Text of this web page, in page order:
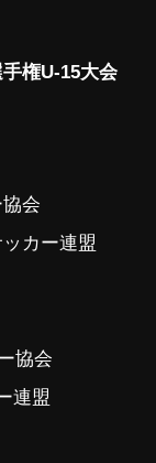
権U-15大会
会
カー連盟
協会
連盟